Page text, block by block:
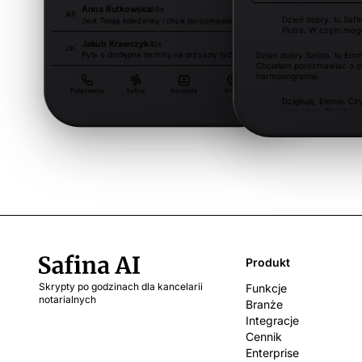
AR Anna Rutkowska85s
JK Jakub Krawczyk42s
Pyta o dostępne terminy na przyszły tydzień.
Lena Bąk 68s
12 gru
Połączenia Safina Kontakty
Dzień dobry, tu
Piotra. W czym
Dzień dobry Safina, tu
Chciałam porozmawiać o
harmonogramie.
Dziękuję, Emmo.
rozważają Państwo
Skrypty po godzinach dla kancelarii
notarialnych
Produkt
Funkcje
Branże
Integracje
Cennik
Enterprise